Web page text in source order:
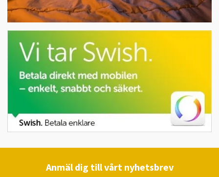
Anmäl dig till vårt nyhetsbrev